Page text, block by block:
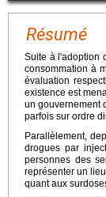
Résumé
Suite à l'adoption
consommation à
évaluation
existence est
un gouvernement
parfois sur ordre
Parallèlement,
drogues par
personnes des
représenter un
quant aux